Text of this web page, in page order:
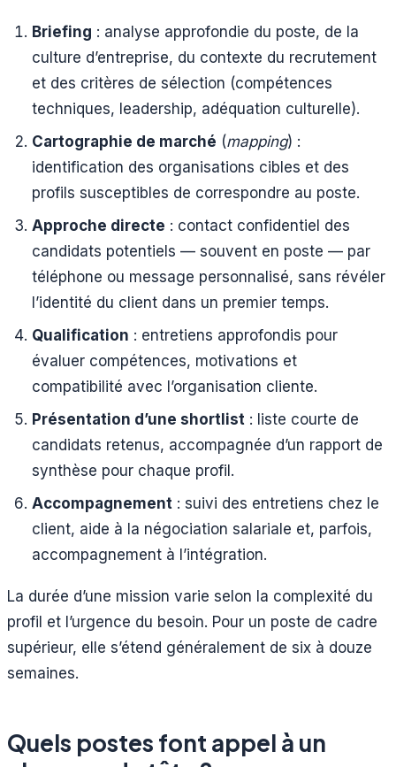
Briefing : analyse approfondie du poste, de la
culture d’entreprise, du contexte du recrutement
et des critères de sélection (compétences
techniques, leadership, adéquation culturelle).
Cartographie de marché (mapping) :
identification des organisations cibles et des
profils susceptibles de correspondre au poste.
Approche directe : contact confidentiel des
candidats potentiels — souvent en poste — par
téléphone ou message personnalisé, sans révéler
l’identité du client dans un premier temps.
Qualification : entretiens approfondis pour
évaluer compétences, motivations et
compatibilité avec l’organisation cliente.
Présentation d’une shortlist : liste courte de
candidats retenus, accompagnée d’un rapport de
synthèse pour chaque profil.
Accompagnement : suivi des entretiens chez le
client, aide à la négociation salariale et, parfois,
accompagnement à l’intégration.
La durée d’une mission varie selon la complexité du
profil et l’urgence du besoin. Pour un poste de cadre
supérieur, elle s’étend généralement de six à douze
semaines.
Quels postes font appel à un